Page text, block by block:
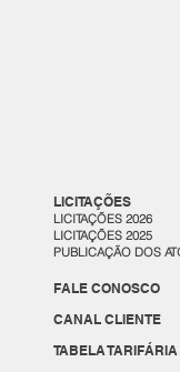
LICITAÇÕES
LICITAÇÕES 2026
LICITAÇÕES 2025
PUBLICAÇÃO DOS
FALE CONOSCO
CANAL CLIENTE
TABELA TARIFÁRIA